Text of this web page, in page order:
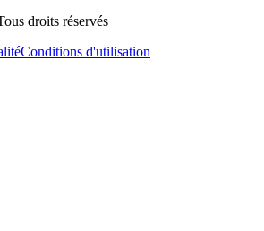
droits réservés
Conditions d'utilisation